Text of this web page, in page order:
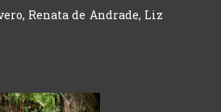
Renata de Andrade, Liz